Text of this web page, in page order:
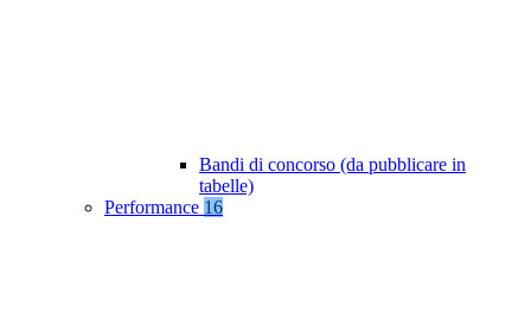
Bandi di concorso (da pubblicare in
tabelle)
Performance 16